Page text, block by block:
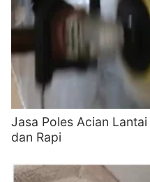
Jasa Poles Acian
dan Rapi